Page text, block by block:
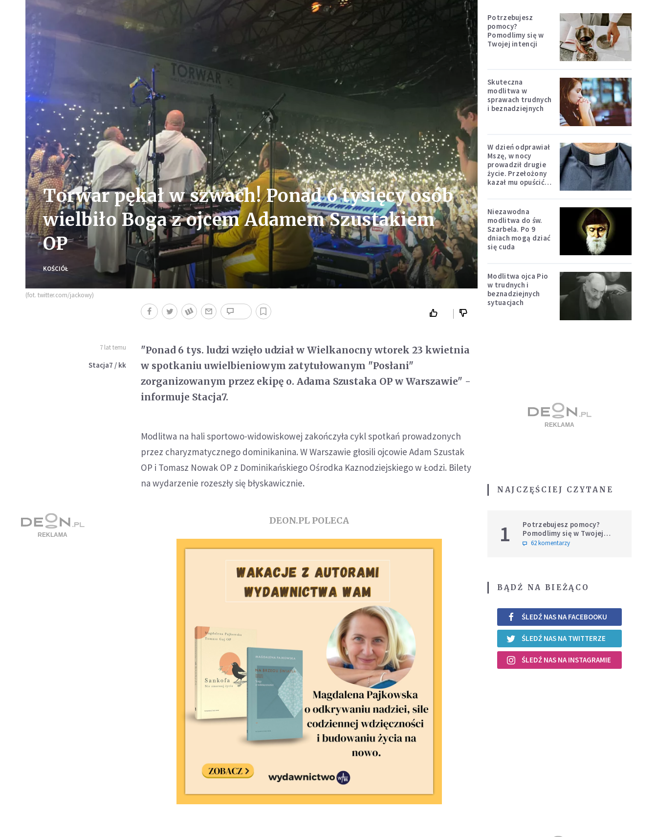
Torwar pękał w szwach! Ponad 6 tysięcy osób
wielbiło Boga z ojcem Adamem Szustakiem
OP
KOŚCIÓŁ
(fot. twitter.com/jackowy)
7 lat temu
Stacja7 / kk
"Ponad 6 tys. ludzi wzięło udział w Wielkanocny wtorek 23 kwietnia
w spotkaniu uwielbieniowym zatytułowanym "Posłani"
zorganizowanym przez ekipę o. Adama Szustaka OP w Warszawie" -
informuje Stacja7.
Modlitwa na hali sportowo-widowiskowej zakończyła cykl spotkań prowadzonych
przez charyzmatycznego dominikanina. W Warszawie głosili ojcowie Adam Szustak
OP i Tomasz Nowak OP z Dominikańskiego Ośrodka Kaznodziejskiego w Łodzi. Bilety
na wydarzenie rozeszły się błyskawicznie.
DEON.PL POLECA
Potrzebujesz
pomocy?
Pomodlimy się w
Twojej intencji
Skuteczna
modlitwa w
sprawach trudnych
i beznadziejnych
W dzień odprawiał
Mszę, w nocy
prowadził drugie
życie. Przełożony
kazał mu opuścić
Niezawodna
modlitwa do św.
Szarbela. Po 9
dniach mogą dziać
się cuda
Modlitwa ojca Pio
w trudnych i
beznadziejnych
sytuacjach
NAJCZĘŚCIEJ CZYTANE
1
Potrzebujesz pomocy?
Pomodlimy się w Twojej
intencji
62 komentarzy
BĄDŹ NA BIEŻĄCO
ŚLEDŹ NAS NA FACEBOOKU
ŚLEDŹ NAS NA TWITTERZE
ŚLEDŹ NAS NA INSTAGRAMIE